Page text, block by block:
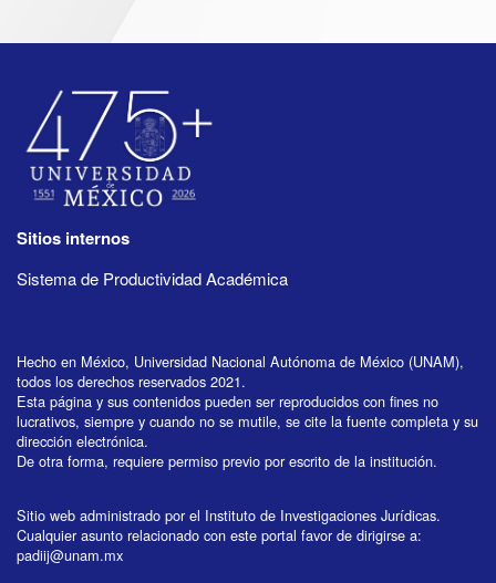
Sitios internos
Sistema de Productividad Académica
Hecho en México, Universidad Nacional Autónoma de México (UNAM),
todos los derechos reservados 2021.
Esta página y sus contenidos pueden ser reproducidos con fines no
lucrativos, siempre y cuando no se mutile, se cite la fuente completa y su
dirección electrónica.
De otra forma, requiere permiso previo por escrito de la institución.
Sitio web administrado por el Instituto de Investigaciones Jurídicas.
Cualquier asunto relacionado con este portal favor de dirigirse a:
padiij@unam.mx